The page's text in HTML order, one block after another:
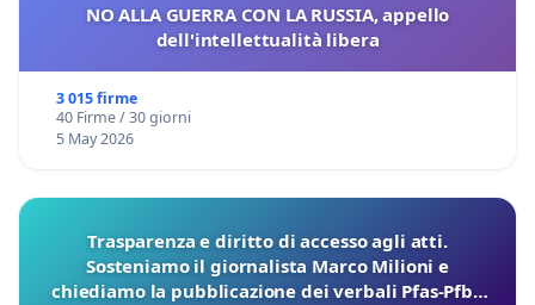
NO ALLA GUERRA CON LA RUSSIA, appello
dell'intellettualità libera
3 015 firme
40 Firme / 30 giorni
5 May 2026
Trasparenza e diritto di accesso agli atti.
Sosteniamo il giornalista Marco Milioni e
chiediamo la pubblicazione dei verbali Pfas-Pfba